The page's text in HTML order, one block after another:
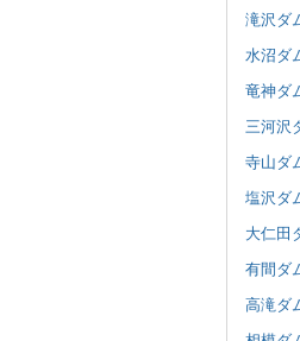
滝沢ダ
水沼ダ
竜神ダ
三河沢
寺山ダ
塩沢ダ
大仁田
有間ダ
高滝ダ